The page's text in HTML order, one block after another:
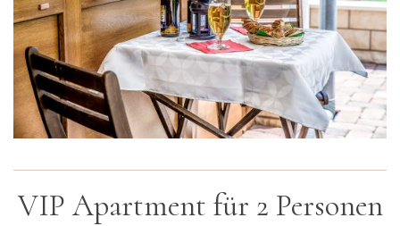
VIP Apartment für 2 Personen